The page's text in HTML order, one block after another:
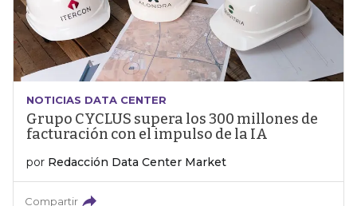
NOTICIAS DATA CENTER
Grupo CYCLUS supera los 300 millones de
facturación con el impulso de la IA
por Redacción Data Center Market
Compartir